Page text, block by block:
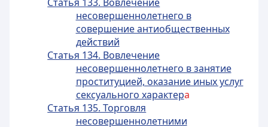
несовершеннолетнего в
совершение антиобщественных
действий
Статья 134. Вовлечение
несовершеннолетнего в занятие
проституцией, оказание иных услуг
сексуального характера
Статья 135. Торговля
несовершеннолетними